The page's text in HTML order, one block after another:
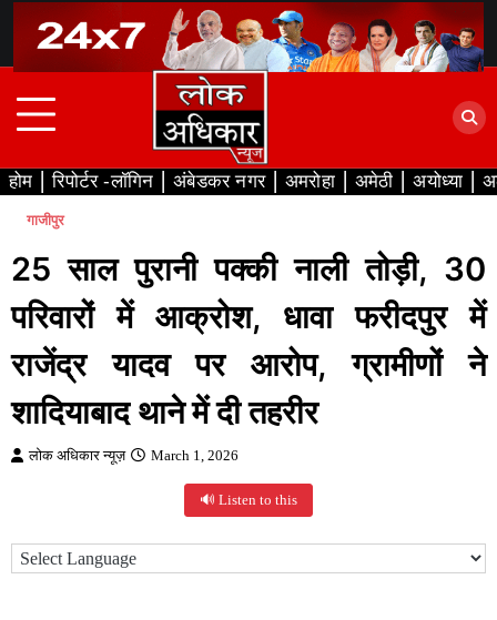
content
होम रिपोर्टर -लॉगिन अंबेडकर नगर अमरोहा अमेठी अयोध्या
गाजीपुर
25 साल पुरानी पक्की नाली तोड़ी, 30
परिवारों में आक्रोश, धावा फरीदपुर में
राजेंद्र यादव पर आरोप, ग्रामीणों ने
शादियाबाद थाने में दी तहरीर
लोक अधिकार न्यूज़ March 1, 2026
🔊 Listen to this